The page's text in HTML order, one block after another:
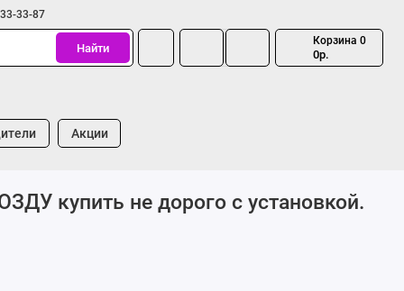
33-87
Найти
Корзина 0
0р.
Акции
купить не дорого с установкой.